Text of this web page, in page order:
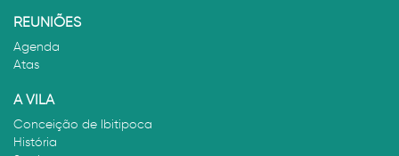
REUNIÕES
Agenda
Atas
A VILA
Conceição de Ibitipoca
História